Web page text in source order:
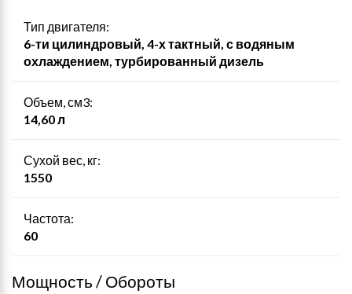
Тип двигателя:
6-ти цилиндровый, 4-х тактный, с водяным
охлаждением, турбированный дизель
Объем, см3:
14,60 л
Сухой вес, кг:
1550
Частота:
60
Мощность / Обороты